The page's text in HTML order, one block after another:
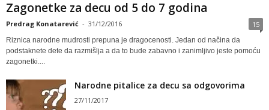
Zagonetke za decu od 5 do 7 godina
Predrag Konatarević - 31/12/2016 15
Riznica narodne mudrosti prepuna je dragocenosti. Jedan od načina da
podstaknete dete da razmišlja a da to bude zabavno i zanimljivo jeste pomoću
zagonetki....
Narodne pitalice za decu sa odgovorima
27/11/2017